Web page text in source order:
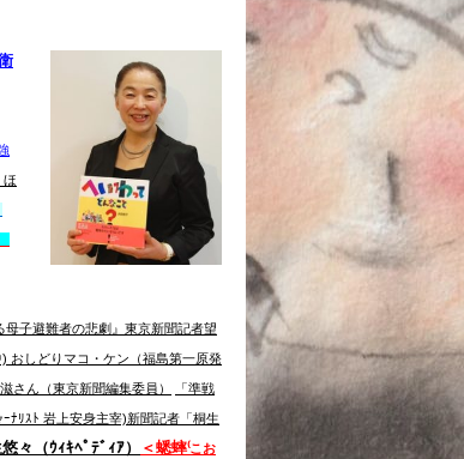
子避難者の悲劇』 東京新聞記者望
おしどりマコ・ケン（福島第一原発
さん（東京新聞編集委員） 「準戦
ｰﾅﾘｽﾄ 岩上安身主宰)新聞記者「桐生
々（ｳｨｷﾍﾟﾃﾞｨｱ） ＜蟋蟀⁽こお